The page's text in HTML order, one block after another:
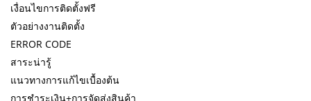
เงื่อนไขการติดตั้งฟรี
ตัวอย่างงานติดตั้ง
ERROR CODE
สาระน่ารู้
แนวทางการแก้ไขเบื้องต้น
การชำระเงิน+การจัดส่งสินค้า